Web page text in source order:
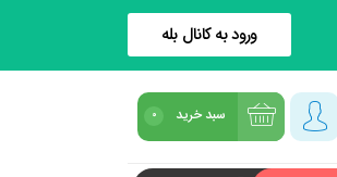
ورود به کانال بله
سبد خرید 0